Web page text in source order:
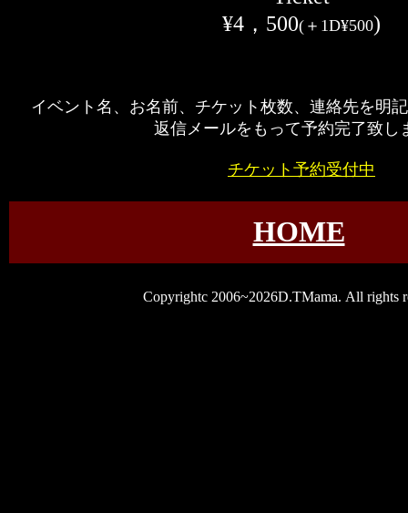
¥4，500(＋1D¥500)
イベント名、お名前、チケット枚数、連絡先を明
返信メールをもって予約完了致し
チケット予約受付中
HOME
Copyrightc 2006~2026D.TMama. All rights